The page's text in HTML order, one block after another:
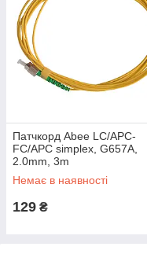
Патчкорд Abee LC/APC-
FC/APC simplex, G657A,
2.0mm, 3m
Немає в наявності
129 ₴